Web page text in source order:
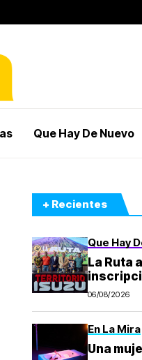
Que Hay De Nuevo
+ Recientes
Que Hay
La Ruta
06/08/2026
En La Mira
Una